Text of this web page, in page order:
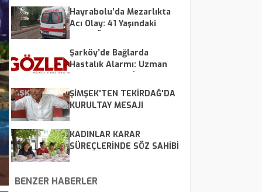
GÖREVDE
Hayrabolu’da Mezarlıkta
Acı Olay: 41 Yaşındaki
Şarköy’de Bağlarda
Hastalık Alarmı: Uzman
ŞİMŞEK'TEN TEKİRDAĞ'DA
KURULTAY MESAJI
KADINLAR KARAR
SÜREÇLERİNDE SÖZ SAHİBİ
BENZER HABERLER